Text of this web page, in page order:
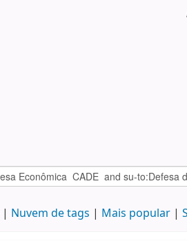
Nuvem de tags Mais popular